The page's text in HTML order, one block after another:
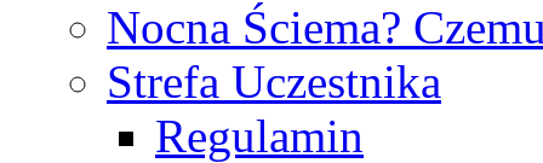
Nocna Ściema?
Strefa Uczestnika
Regulamin